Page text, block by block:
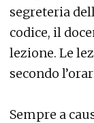
segreteria
codice, il
lezione. Le
secondo
Sempre a